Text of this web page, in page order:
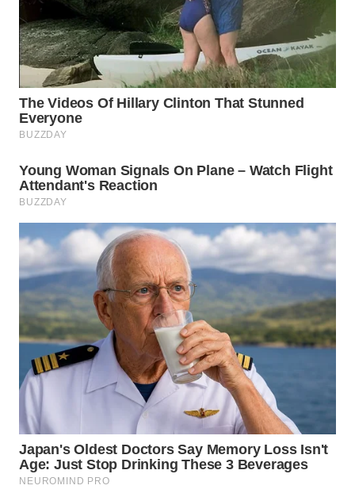
WN
NIAS
WN
LANGKAT
WN
SELATAN
TANJUNG
LESUNG
WN
KARO
WN
SIMALUNGUN
LABUHANBATU
WN
TAPANULI